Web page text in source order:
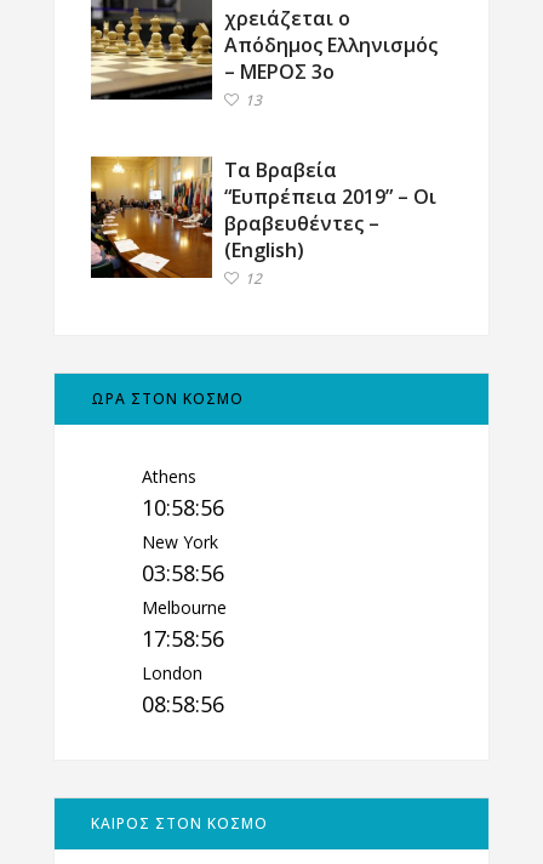
χρειάζεται ο
Απόδημος Ελληνισμός
– ΜΕΡΟΣ 3ο
13
Τα Βραβεία
“Ευπρέπεια 2019” – Οι
βραβευθέντες –
(English)
12
ΩΡΑ ΣΤΟΝ ΚΟΣΜΟ
Athens
10:58:57
New York
03:58:57
Melbourne
17:58:57
London
08:58:57
ΚΑΙΡΟΣ ΣΤΟΝ ΚΟΣΜΟ